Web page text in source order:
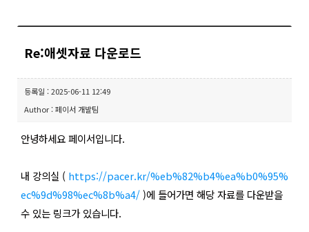
Re:애셋자료 다운로드
등록일 : 2025-06-11 12:49
Author : 페이서 개발팀
안녕하세요 페이서입니다.
내 강의실 ( https://pacer.kr/%eb%82%b4%ea%b0%95%
ec%9d%98%ec%8b%a4/)에 들어가면 해당 자료를 다운받을
수 있는 링크가 있습니다.